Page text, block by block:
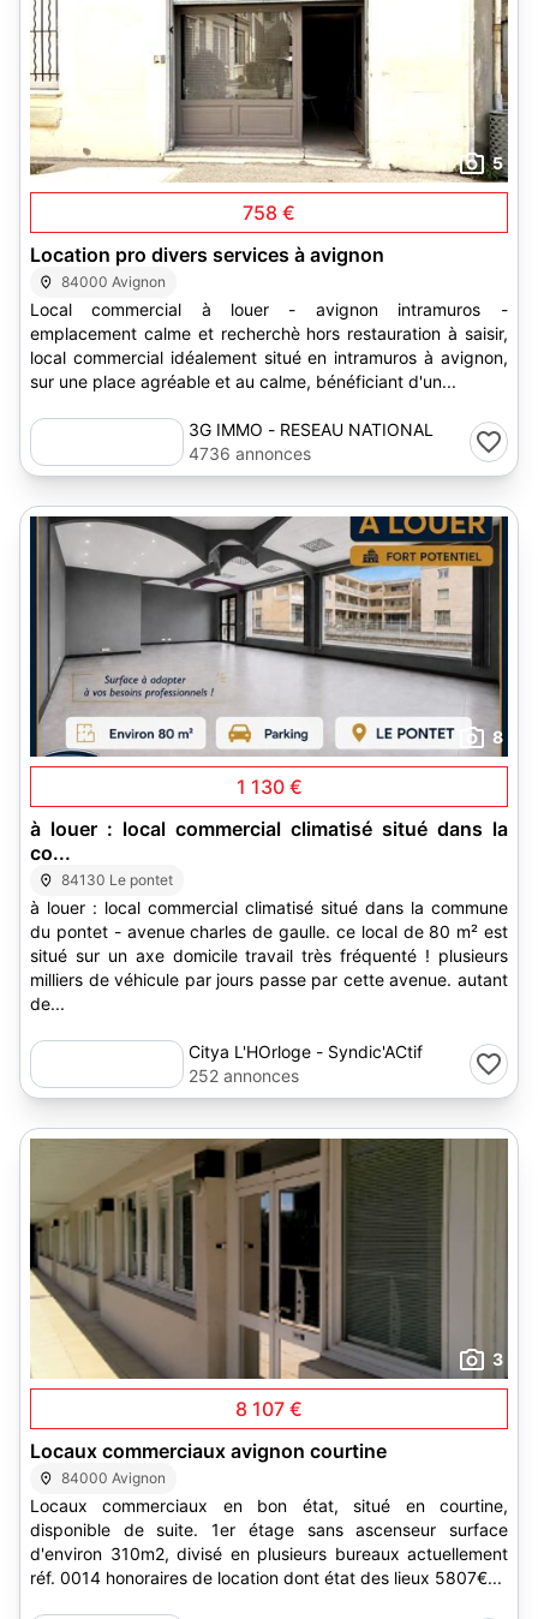
5
758 €
Location pro divers services à avignon
84000 Avignon
Local commercial à louer - avignon intramuros -
emplacement calme et recherchè hors restauration à saisir,
local commercial idéalement situé en intramuros à avignon,
sur une place agréable et au calme, bénéficiant d'un...
3G IMMO - RESEAU NATIONAL
4736 annonces
8
1 130 €
à louer : local commercial climatisé situé dans la
co...
84130 Le pontet
à louer : local commercial climatisé situé dans la commune
du pontet - avenue charles de gaulle. ce local de 80 m² est
situé sur un axe domicile travail très fréquenté ! plusieurs
milliers de véhicule par jours passe par cette avenue. autant
de...
Citya L'HOrloge - Syndic'ACtif
252 annonces
3
8 107 €
Locaux commerciaux avignon courtine
84000 Avignon
Locaux commerciaux en bon état, situé en courtine,
disponible de suite. 1er étage sans ascenseur surface
d'environ 310m2, divisé en plusieurs bureaux actuellement
réf. 0014 honoraires de location dont état des lieux 5807€...